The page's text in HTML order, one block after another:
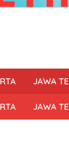
JAWA
JAWA